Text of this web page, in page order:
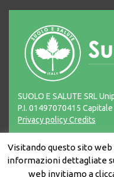
SUOLO E SALUTE SRL
P.I. 01497070415
Privacy policyCredits
Visitando questo sito
informazioni dettagliate
web invitiamo a